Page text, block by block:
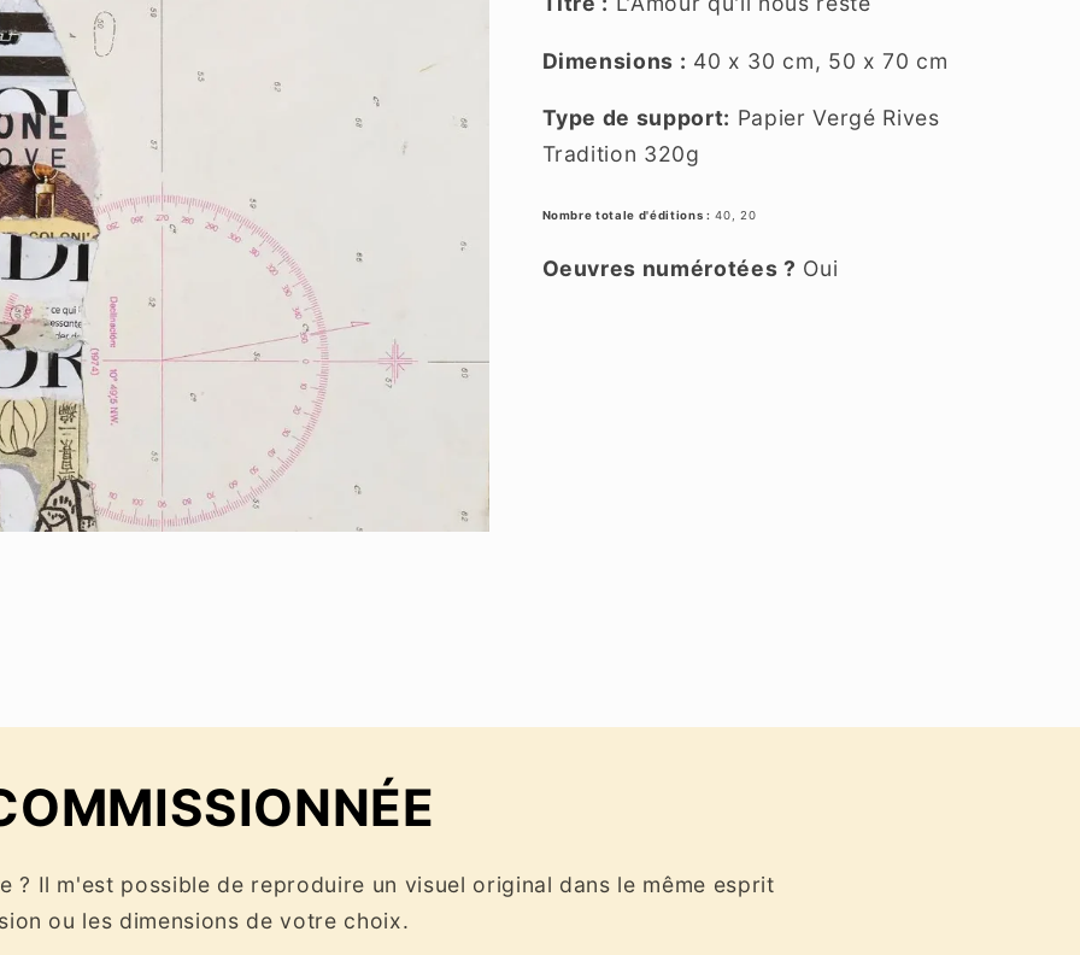
Dimensions : 40 x 30 cm, 50 x 70 cm
Type de support: Papier Vergé Rives
Tradition 320g
Nombre totale d'éditions : 40, 20
Oeuvres numérotées ? Oui
? Il m'est possible de reproduire un visuel original dans le même esprit
ou les dimensions de votre choix.